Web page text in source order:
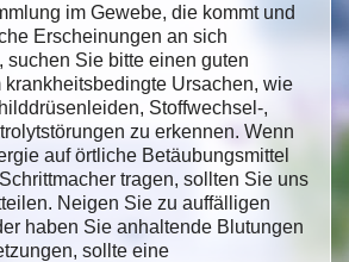
im Gewebe, die kommt und
Erscheinungen an sich
suchen Sie bitte einen guten
krankheitsbedingte Ursachen, wie
Stoffwechsel-,
zu erkennen. Wenn
auf örtliche Betäubungsmittel
tragen, sollten Sie uns
Neigen Sie zu auffälligen
haben Sie anhaltende Blutungen
sollte eine